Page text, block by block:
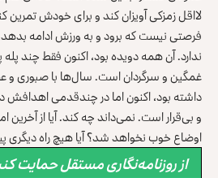
لااقل زمزکی آویزان کند و برای خودش تمرین
فرصتی نیست که برود و به ورزش ادامه
ندارد. آن همه دویده بود، اکنون فقط چند پله
غمگین و سرگردان است. سال‌ها با صبوری
داشته بود، اکنون اما در چندقدمی
و بی‌قرار است. نمی‌داند چه کند. آيا از
اوضاع خوب نخواهد شد؟ آيا هیچ راه دیگری
از روزنامه‌نگاری مستقل حمایت